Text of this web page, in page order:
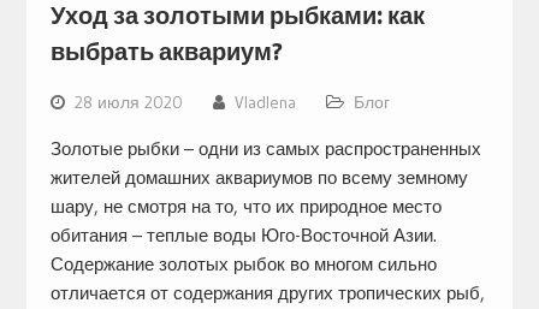
Уход за золотыми рыбками: как
выбрать аквариум?
28 июля 2020 Vladlena Блог
Золотые рыбки – одни из самых распространенных
жителей домашних аквариумов по всему земному
шару, не смотря на то, что их природное место
обитания – теплые воды Юго-Восточной Азии.
Содержание золотых рыбок во многом сильно
отличается от содержания других тропических рыб,